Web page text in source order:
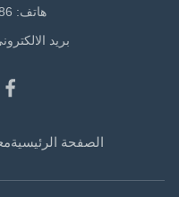
هاتف: 86-519-85105253
بريد الالكتروني:
الصفحة الرئيسية